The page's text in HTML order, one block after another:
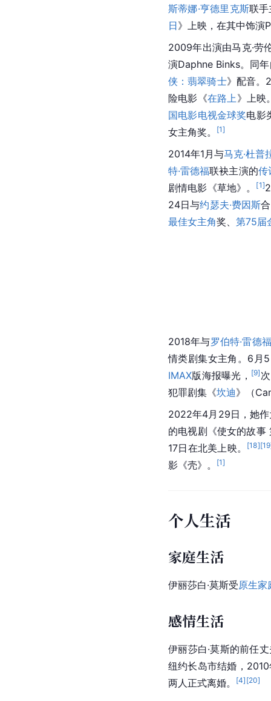
斯蒂娜·亨德里克斯联
日》上映，在其中饰演
2009年出演由马克·劳
演Daphne Binks。同
侠：翡翠骑士》配音。
险电影《在路上》上映
国电影电视金球奖电影
女主角奖。
[1]
2014年1月与马克·杜普
特·雷德福联袂主演的传
剧情电影《草地》。
[1]
24日与约瑟夫·费因斯
最佳女主角奖、 第75届
2018年与罗伯特·雷德
情类剧集女主角。6月
IMAX版海报曝光， [9]
犯罪剧集《坎迪》（
2022年4月29日，她
的电视剧《使女的故事
17日在北美上映。
[18][19
影《壳》。 [1]
个人生活
家庭生活
伊丽莎白·莫斯受原生家
感情生活
伊丽莎白·莫斯的前任
纽约长岛市结婚，
两人正式离婚。
[4] [20]